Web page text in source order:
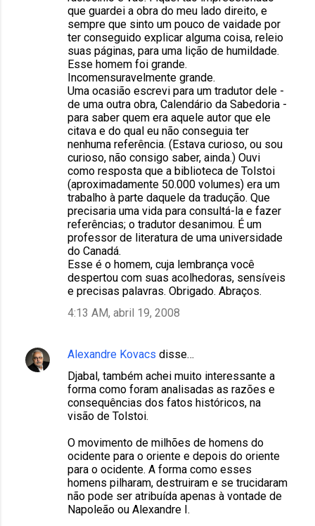
que guardei a obra do meu lado direito, e
sempre que sinto um pouco de vaidade por
ter conseguido explicar alguma coisa, releio
suas páginas, para uma lição de humildade.
Esse homem foi grande.
Incomensuravelmente grande.
Uma ocasião escrevi para um tradutor dele -
de uma outra obra, Calendário da Sabedoria -
para saber quem era aquele autor que ele
citava e do qual eu não conseguia ter
nenhuma referência. (Estava curioso, ou sou
curioso, não consigo saber, ainda.) Ouvi
como resposta que a biblioteca de Tolstoi
(aproximadamente 50.000 volumes) era um
trabalho à parte daquele da tradução. Que
precisaria uma vida para consultá-la e fazer
referências; o tradutor desanimou. É um
professor de literatura de uma universidade
do Canadá.
Esse é o homem, cuja lembrança você
despertou com suas acolhedoras, sensíveis
e precisas palavras. Obrigado. Abraços.
4:13 AM, abril 19, 2008
Alexandre Kovacs disse…
Djabal, também achei muito interessante a
forma como foram analisadas as razões e
consequências dos fatos históricos, na
visão de Tolstoi.
O movimento de milhões de homens do
ocidente para o oriente e depois do oriente
para o ocidente. A forma como esses
homens pilharam, destruiram e se trucidaram
não pode ser atribuída apenas à vontade de
Napoleão ou Alexandre I.